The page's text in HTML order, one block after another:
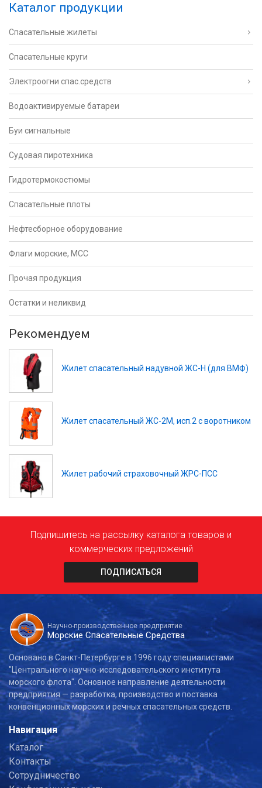
Каталог продукции
Спасательные жилеты
Спасательные круги
Электроогни спас.средств
Водоактивируемые батареи
Буи сигнальные
Судовая пиротехника
Гидротермокостюмы
Спасательные плоты
Нефтесборное оборудование
Флаги морские, МСС
Прочая продукция
Остатки и неликвид
Рекомендуем
Жилет спасательный надувной ЖС-Н (для ВМФ)
Жилет спасательный ЖС-2М, исп.2 с воротником
Жилет рабочий страховочный ЖРС-ПСС
Подпишитесь на рассылку каталога товаров и
коммерческих предложений
ПОДПИСАТЬСЯ
Научно-производственное предприятие
Морские Спасательные Средства
Основано в Санкт-Петербурге в 1996 году специалистами
"Центрального научно-исследовательского института
морского флота". Основное направление деятельности
предприятия — разработка, производство и поставка
конвенционных морских и речных спасательных средств.
Навигация
Каталог
Контакты
Сотрудничество